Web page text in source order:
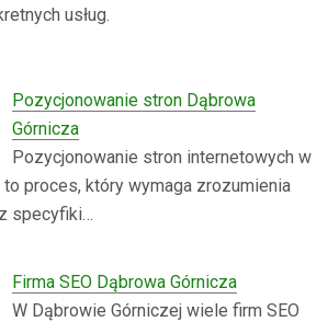
usług.
Pozycjonowanie stron Dąbrowa
Górnicza
Pozycjonowanie stron internetowych w
proces, który wymaga zrozumienia
specyfiki…
Firma SEO Dąbrowa Górnicza
W Dąbrowie Górniczej wiele firm SEO